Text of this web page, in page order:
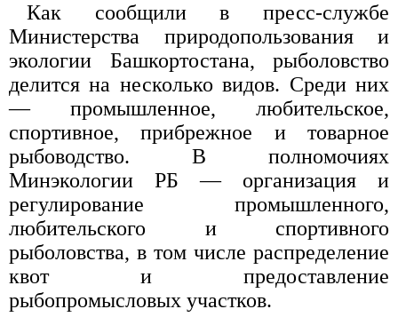
Как сообщили в пресс-службе
Министерства природопользования и
экологии Башкортостана, рыболовство
делится на несколько видов. Среди них
— промышленное, любительское,
спортивное, прибрежное и товарное
рыбоводство. В полномочиях
Минэкологии РБ — организация и
регулирование промышленного,
любительского и спортивного
рыболовства, в том числе распределение
квот и предоставление
рыбопромысловых участков.